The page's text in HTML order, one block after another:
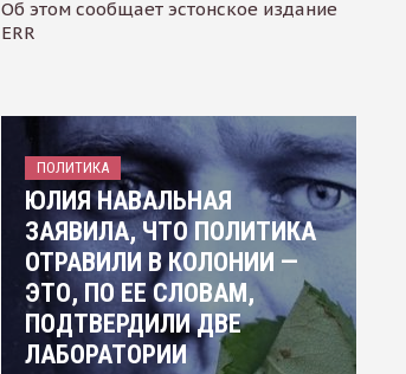
Об этом сообщает эстонское издание
ERR
ПОЛИТИКА
ЮЛИЯ НАВАЛЬНАЯ
ЗАЯВИЛА, ЧТО ПОЛИТИКА
ОТРАВИЛИ В КОЛОНИИ —
ЭТО, ПО ЕЕ СЛОВАМ,
ПОДТВЕРДИЛИ ДВЕ
ЛАБОРАТОРИИ